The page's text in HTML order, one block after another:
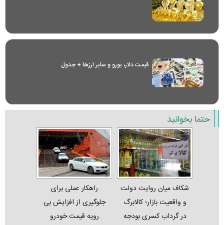
قیمت دلار، یورو و سایر ارز‌ها + جدول
حتما بخوانید
شکاف میان روایت دولت
و واقعیت بازار؛ کالابرگ
در گرداب کسری بودجه
راهکار عملی برای
جلوگیری از افزایش بی
رویه قیمت خودرو